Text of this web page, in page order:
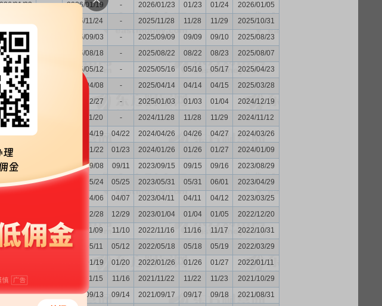
01/23 - 2026/01/19 - 2026/01/23 01/23 01/24
2026/01/05
2025/11/24 - 2025/11/28 11/28 11/29
2025/10/31
09/09 2025/09/03 - 2025/09/09 09/09 09/10
2025/08/23
08/22 2025/08/18 - 2025/08/22 08/22 08/23
2025/08/07
05/16 2025/05/12 - 2025/05/16 05/16 05/17
2025/04/23
04/14 2025/04/08 - 2025/04/14 04/14 04/15
2025/03/28
01/03 2024/12/27 - 2025/01/03 01/03 01/04
2024/12/19
11/28 2024/11/20 - 2024/11/28 11/28 11/29
2024/11/12
04/26 2024/04/19 04/22 2024/04/26 04/26 04/27
2024/03/26
01/26 2024/01/22 01/23 2024/01/26 01/26 01/27
2024/01/09
09/15 2023/09/08 09/11 2023/09/15 09/15 09/16
2023/08/29
05/31 - 2023/05/24 05/25 2023/05/31 05/31 06/01
2023/04/29
2023/04/06 04/07 2023/04/11 04/11 04/12
2023/03/25
2022/12/28 12/29 2023/01/04 01/04 01/05
2022/12/20
11/16 - 2022/11/09 11/10 2022/11/16 11/16 11/17
2022/10/31
05/18 - 2022/05/11 05/12 2022/05/18 05/18 05/19
2022/03/29
2022/01/19 01/20 2022/01/26 01/26 01/27
2022/01/11
11/22 2021/11/15 11/16 2021/11/22 11/22 11/23
2021/10/29
09/17 - 2021/09/13 09/14 2021/09/17 09/17 09/18
2021/08/31